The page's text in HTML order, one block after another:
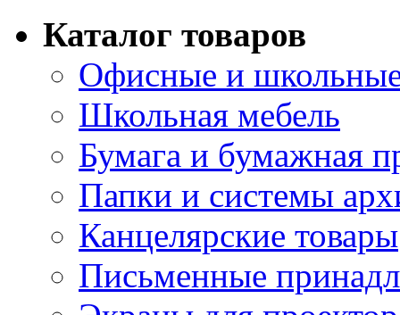
Каталог товаров
Офисные и
Школьная мебель
Бумага и бумажная
Папки и системы
Канцелярские товары
Письменные